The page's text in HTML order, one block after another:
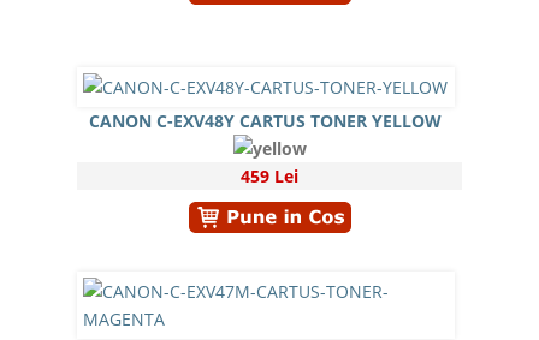
CANON C-EXV48Y CARTUS TONER YELLOW
459 Lei